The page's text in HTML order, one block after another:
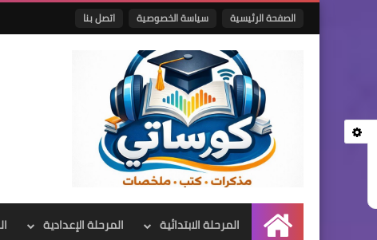
الصفحة الرئيسية سياسة الخصوصية اتصل بنا
الرئيسية
المرحلة الابتدائية المرحلة الإعدادية